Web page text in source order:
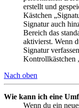
erstellt und
Kästchen
Signatur auch
Bereich das
aktivierst. Wenn
Signatur
Kontrollkästchen
Nach oben
Wie kann ich eine
Wenn du ein